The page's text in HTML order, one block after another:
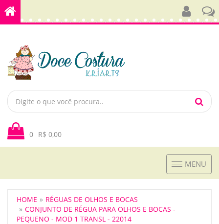
0 R$ 0,00
Toggle
navigation
MENU
HOME
RÉGUAS DE OLHOS E BOCAS
CONJUNTO DE RÉGUA PARA OLHOS E BOCAS -
PEQUENO - MOD 1 TRANSL - 22014